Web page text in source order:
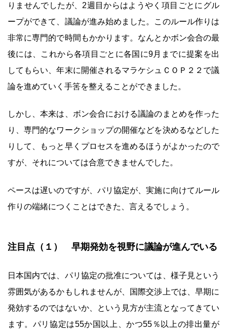
りませんでしたが、2週目からはようやく項目ごとにグル
ープができて、議論が進み始めました。このルール作りは
非常に専門的で時間もかかります。なんとかボン会合の最
後には、これから各項目ごとに各国に9月までに提案を出
してもらい、年末に開催されるマラケシュＣＯＰ２２で議
論を進めていく手筈を整えることができました。
しかし、本来は、ボン会合における議論のまとめを作った
り、専門的なワークショップの開催などを決めるなどした
りして、もっと早くプロセスを進めるほうがよかったので
すが、それについては合意できませんでした。
ペースは遅いのですが、パリ協定が、実施に向けてルール
作りの端緒につくことはできた、言えるでしょう。
注目点（１） 早期発効を視野に議論が進んでいる
日本国内では、パリ協定の批准については、様子見という
雰囲気があるかもしれませんが、国際交渉上では、早期に
発効するのではないか、という見方が主流となってきてい
ます。パリ協定は55か国以上、かつ55％以上の排出量が